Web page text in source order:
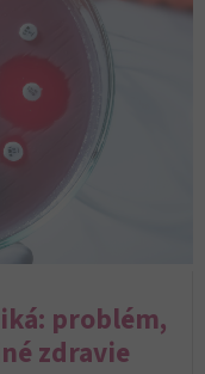
problém,
zdravie